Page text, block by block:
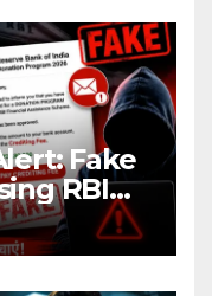
Fake
RBI
Users